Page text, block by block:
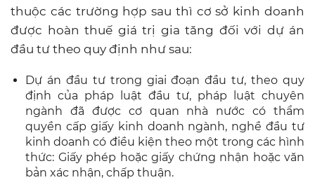
thuộc các trường hợp sau thì cơ sở kinh doanh
được hoàn thuế giá trị gia tăng đối với dự án
đầu tư theo quy định như sau:
Dự án đầu tư trong giai đoạn đầu tư, theo quy
định của pháp luật đầu tư, pháp luật chuyên
ngành đã được cơ quan nhà nước có thẩm
quyền cấp giấy kinh doanh ngành, nghề đầu tư
kinh doanh có điều kiện theo một trong các hình
thức: Giấy phép hoặc giấy chứng nhận hoặc văn
bản xác nhận, chấp thuận.